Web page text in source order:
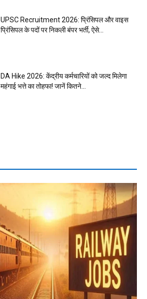
UPSC Recruitment 2026: प्रिंसिपल और वाइस
प्रिंसिपल के पदों पर निकली बंपर भर्ती, ऐसे...
DA Hike 2026: केंद्रीय कर्मचारियों को जल्द मिलेगा
महंगाई भत्ते का तोहफा! जानें कितने...